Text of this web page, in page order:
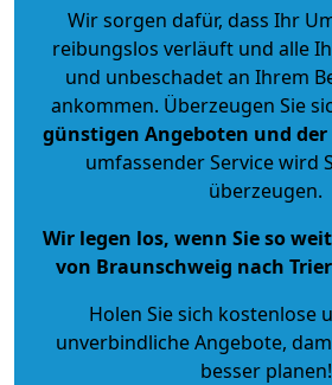
Wir sorgen dafür, dass Ihr
reibungslos verläuft und alle
und unbeschadet an Ihrem
ankommen. Überzeugen Sie
günstigen Angeboten und
umfassender Service wird
überzeugen.
Wir legen los, wenn Sie so
von Braunschweig nach
Holen Sie sich kostenlose
unverbindliche Angebote,
besser planen!